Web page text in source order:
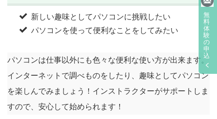
新しい趣味としてパソコンに挑戦したい
パソコンを使って便利なことをしてみたい
パソコンは仕事以外にも色々な便利な使い方が出来ます。
インターネットで調べものをしたり、趣味としてパソコン
を楽しんでみましょう！インストラクターがサポートしま
すので、安心して始められます！
無
料
体
験
の
申
込